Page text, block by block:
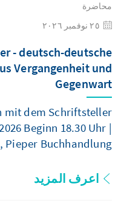
محاضرة
- deutsch-deutsche
Vergangenheit und
Gegenwart
mit dem Schriftsteller
Beginn 18.30 Uhr |
Pieper Buchhandlung
اعرف المزيد